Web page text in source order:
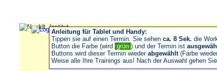
Anleitung für Tablet und Handy:
Tippen sie auf einen Termin. Sie sehen ca. 8 Sek. die
Button die Farbe (wird grün ) und der Termin ist
Buttons wird dieser Termin wieder abgewählt(Farbe
Weise alle Ihre Trainings aus! Nach der Auswahl gehen